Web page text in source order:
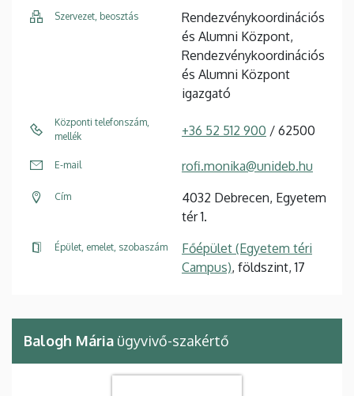
Szervezet, beosztás
Rendezvénykoordinációs
és Alumni Központ,
Rendezvénykoordinációs
és Alumni Központ
igazgató
Központi telefonszám,
mellék
+36 52 512 900 / 62500
E-mail rofi.monika@unideb.hu
Cím
4032 Debrecen, Egyetem
tér 1.
Épület, emelet, szobaszám
Főépület (Egyetem téri
Campus), földszint, 17
Balogh Mária ügyvivő-szakértő